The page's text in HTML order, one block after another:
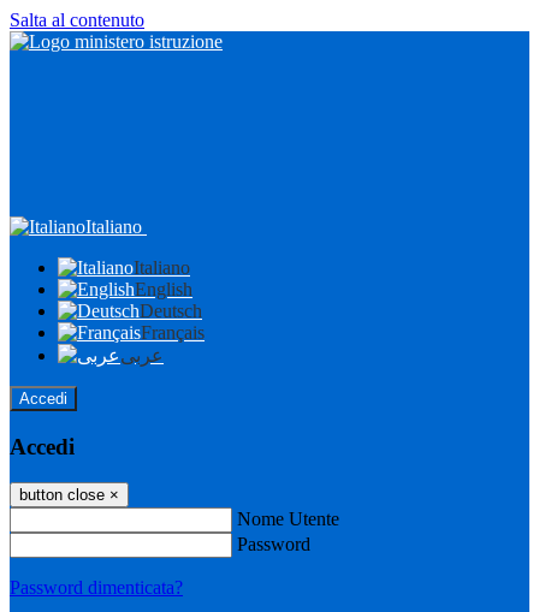
Salta al contenuto
Italiano
Italiano
English
Deutsch
Français
عربى
Accedi
Accedi
button close ×
Nome Utente
Password
Password dimenticata?